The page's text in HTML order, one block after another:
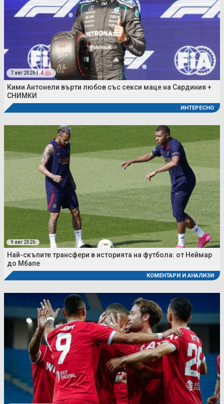
7 авг 2026 | 4
Кими Антонели върти любов със секси маце на Сардиния +
СНИМКИ
ИНТЕРЕСНО
9 авг 2026
Най-скъпите трансфери в историята на футбола: от Неймар
до Мбапе
КОМЕНТАРИ И АНАЛИЗИ